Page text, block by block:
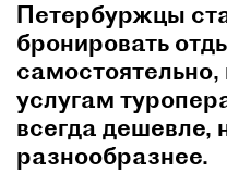
Петербуржцы
бронировать
самостоятельно,
услугам
всегда дешевле,
разнообразнее.